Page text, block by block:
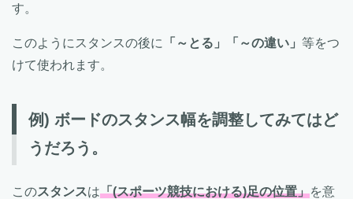
す。
このようにスタンスの後に 「～とる」「～の違い」 等をつ
けて使われます。
例) ボードのスタンス幅を調整してみてはど
うだろう。
このスタンスは「(スポーツ競技における)足の位置」を意